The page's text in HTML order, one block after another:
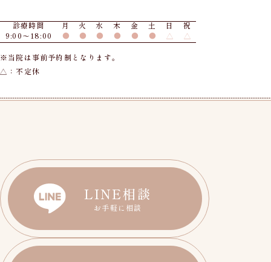
診療時間 月 火 水 木 金 土 日
祝
9:00〜18:00
● ● ● ● ● ● △ △
※当院は事前予約制となります。
△：不定休
LINE相談
お手軽に相談